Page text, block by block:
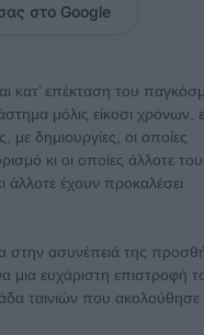
στο Google
κατ’ επέκταση του
μόλις είκοσι χρόνων,
με δημιουργίες, οι οποίες
κι οι οποίες άλλοτε του
άλλοτε έχουν προκαλέσει
στην ασυνέπειά της
μια ευχάριστη επιστροφή
ταινιών που ακολούθησε